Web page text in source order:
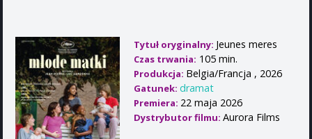
Tytuł oryginalny: Jeunes meres
Czas trwania: 105 min.
Produkcja: Belgia/Francja , 2026
Gatunek: dramat
Premiera: 22 maja 2026
Dystrybutor filmu: Aurora Films